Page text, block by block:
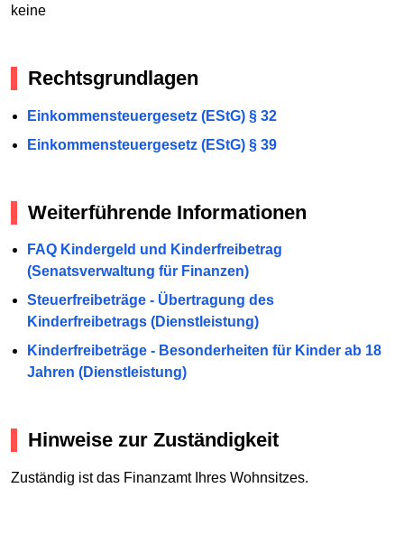
keine
Rechtsgrundlagen
Einkommensteuergesetz (EStG) § 32
Einkommensteuergesetz (EStG) § 39
Weiterführende Informationen
FAQ Kindergeld und Kinderfreibetrag
(Senatsverwaltung für Finanzen)
Steuerfreibeträge - Übertragung des
Kinderfreibetrags (Dienstleistung)
Kinderfreibeträge - Besonderheiten für Kinder ab 18
Jahren (Dienstleistung)
Hinweise zur Zuständigkeit
Zuständig ist das Finanzamt Ihres Wohnsitzes.